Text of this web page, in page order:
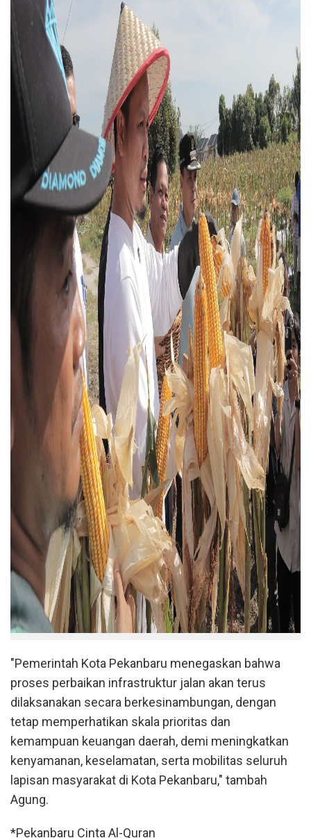
"Pemerintah Kota Pekanbaru menegaskan bahwa
proses perbaikan infrastruktur jalan akan terus
dilaksanakan secara berkesinambungan, dengan
tetap memperhatikan skala prioritas dan
kemampuan keuangan daerah, demi meningkatkan
kenyamanan, keselamatan, serta mobilitas seluruh
lapisan masyarakat di Kota Pekanbaru," tambah
Agung.
*Pekanbaru Cinta Al-Quran